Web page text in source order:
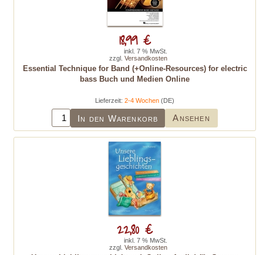
Essential Technique for Band (+Online-Resources) for electric
bass Buch und Medien Online
Lieferzeit: 2-4 Wochen (DE)
In den Warenkorb Ansehen
18,99 €
inkl. 7 % MwSt.
zzgl. Versandkosten
22,80 €
inkl. 7 % MwSt.
zzgl. Versandkosten